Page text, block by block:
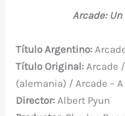
e
b
o
o
it
te
r
er
e
st
s
A
p
Arcade:
Título Argentino:
Título Original: Arcade /
(alemania) / Arcade –
Director: Albert Pyun